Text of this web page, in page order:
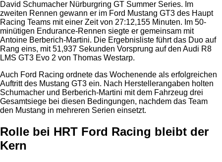
David Schumacher Nürburgring GT Summer Series. Im
zweiten Rennen gewann er im Ford Mustang GT3 des Haupt
Racing Teams mit einer Zeit von 27:12,155 Minuten. Im 50-
minütigen Endurance-Rennen siegte er gemeinsam mit
Antoine Berberich-Martini. Die Ergebnisliste führt das Duo auf
Rang eins, mit 51,937 Sekunden Vorsprung auf den Audi R8
LMS GT3 Evo 2 von Thomas Westarp.
Auch Ford Racing ordnete das Wochenende als erfolgreichen
Auftritt des Mustang GT3 ein. Nach Herstellerangaben holten
Schumacher und Berberich-Martini mit dem Fahrzeug drei
Gesamtsiege bei diesen Bedingungen, nachdem das Team
den Mustang in mehreren Serien einsetzt.
Rolle bei HRT Ford Racing bleibt der
Kern